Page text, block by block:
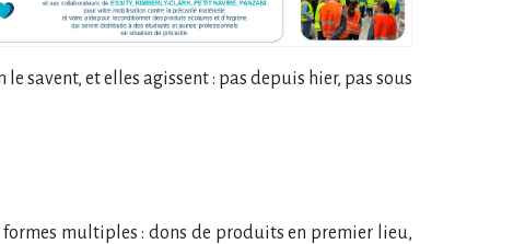
savent, et elles agissent : pas depuis hier, pas sous
formes multiples : dons de produits en premier lieu,